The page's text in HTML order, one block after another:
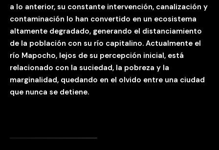
a lo anterior, su constante intervención, canalización y
contaminación lo han convertido en un ecosistema
altamente degradado, generando el distanciamiento
de la población con su río capitalino. Actualmente el
río Mapocho, lejos de su percepción inicial, está
relacionado con la suciedad, la pobreza y la
marginalidad, quedando en el olvido entre una ciudad
que nunca se detiene.